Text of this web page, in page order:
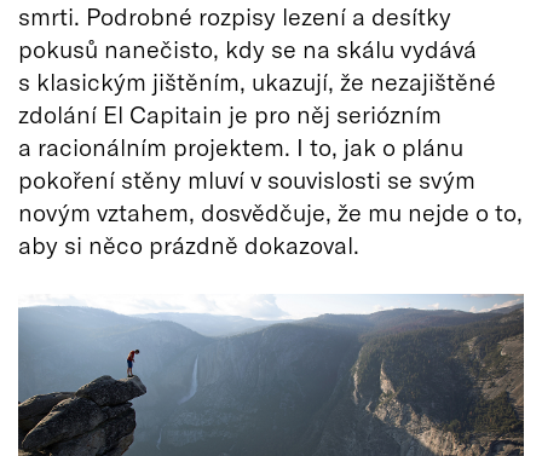
smrti. Podrobné rozpisy lezení a desítky
pokusů nanečisto, kdy se na skálu vydává
s klasickým jištěním, ukazují, že nezajištěné
zdolání El Capitain je pro něj seriózním
a racionálním projektem. I to, jak o plánu
pokoření stěny mluví v souvislosti se svým
novým vztahem, dosvědčuje, že mu nejde o to,
aby si něco prázdně dokazoval.